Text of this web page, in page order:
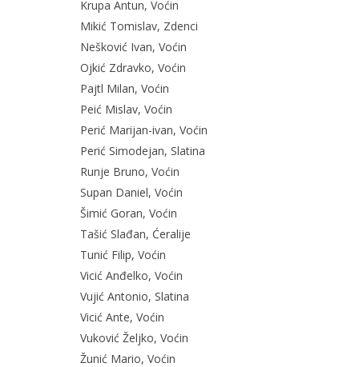
Krupa Antun, Voćin
Mikić Tomislav, Zdenci
Nešković Ivan, Voćin
Ojkić Zdravko, Voćin
Pajtl Milan, Voćin
Peić Mislav, Voćin
Perić Marijan-ivan, Voćin
Perić Simodejan, Slatina
Runje Bruno, Voćin
Supan Daniel, Voćin
Šimić Goran, Voćin
Tašić Slađan, Ćeralije
Tunić Filip, Voćin
Vicić Anđelko, Voćin
Vujić Antonio, Slatina
Vicić Ante, Voćin
Vuković Željko, Voćin
Žunić Mario, Voćin